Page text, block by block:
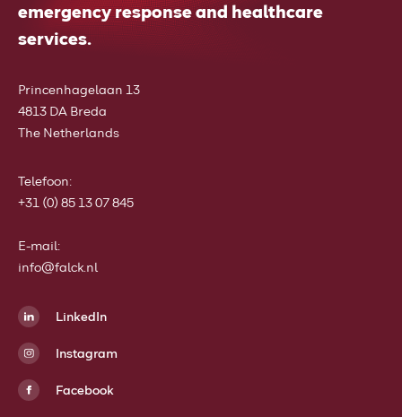
emergency response and healthcare
services.
Princenhagelaan 13
4813 DA Breda
The Netherlands
Telefoon:
+31 (0) 85 13 07 845
E-mail:
info@falck.nl
LinkedIn
Instagram
Facebook